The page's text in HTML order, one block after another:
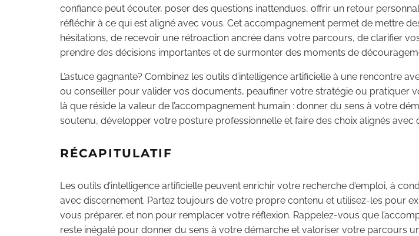
confiance peut écouter, poser des questions inattendues, offrir un retour
réfléchir à ce qui est aligné avec vous. Cet accompagnement permet de mettre
hésitations, de recevoir une rétroaction ancrée dans votre parcours, de clarifier
prendre des décisions importantes et de surmonter des moments de
L’astuce gagnante? Combinez les outils d’intelligence artificielle à une rencontre
ou conseiller pour valider vos documents, peaufiner votre stratégie ou pratiquer
là que réside la valeur de l’accompagnement humain : donner du sens à votre
soutenu, développer votre posture professionnelle et faire des choix alignés avec
RÉCAPITULATIF
Les outils d’intelligence artificielle peuvent enrichir votre recherche d’emploi, à
avec discernement. Partez toujours de votre propre contenu et utilisez-les pour
vous préparer, et non pour remplacer votre réflexion. Rappelez-vous que
reste inégalé pour donner du sens à votre démarche et valoriser votre parcours